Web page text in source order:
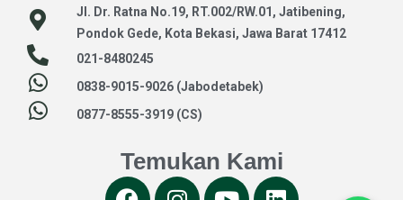
Jl. Dr. Ratna No.19, RT.002/RW.01, Jatibening,
Pondok Gede, Kota Bekasi, Jawa Barat 17412
021-8480245
0838-9015-9026 (Jabodetabek)
0877-8555-3919 (CS)
Temukan Kami